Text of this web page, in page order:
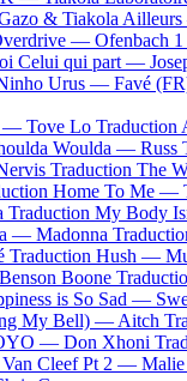
& Tiakola
— Ofenbach
Celui qui part —
Urus — Favé
— Tove Lo
Woulda — Russ
Traduction The
Home To Me —
Traduction My Body
— Madonna
Traduction Hush —
Benson Boone
is So Sad —
My Bell) — Aitch
— Don Xhoni
Van Cleef Pt 2 —